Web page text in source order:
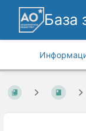
База